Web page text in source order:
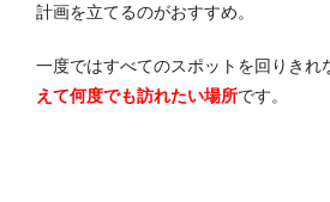
計画を立てるのがおすすめ。
一度ではすべてのスポットを回りきれ
えて何度でも訪れたい場所です。